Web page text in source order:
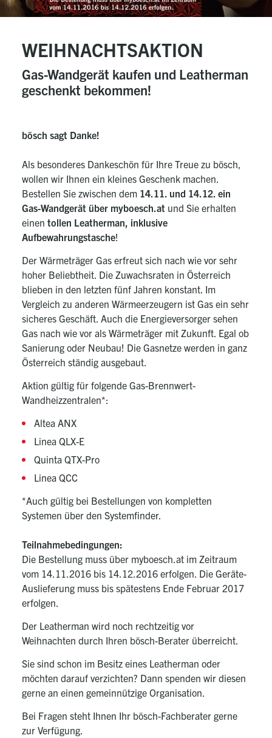
WEIHNACHTSAKTION
Gas-Wandgerät kaufen und Leatherman
geschenkt bekommen!
bösch sagt Danke!
Als besonderes Dankeschön für Ihre Treue zu bösch,
wollen wir Ihnen ein kleines Geschenk machen.
Bestellen Sie zwischen dem 14.11. und 14.12. ein
Gas-Wandgerät über myboesch.at und Sie erhalten
einen tollen Leatherman, inklusive
Aufbewahrungstasche!
Der Wärmeträger Gas erfreut sich nach wie vor sehr
hoher Beliebtheit. Die Zuwachsraten in Österreich
blieben in den letzten fünf Jahren konstant. Im
Vergleich zu anderen Wärmeerzeugern ist Gas ein sehr
sicheres Geschäft. Auch die Energieversorger sehen
Gas nach wie vor als Wärmeträger mit Zukunft. Egal ob
Sanierung oder Neubau! Die Gasnetze werden in ganz
Österreich ständig ausgebaut.
Aktion gültig für folgende Gas-Brennwert-
Wandheizzentralen*:
Altea ANX
Linea QLX-E
Quinta QTX-Pro
Linea QCC
*Auch gültig bei Bestellungen von kompletten
Systemen über den Systemfinder.
Teilnahmebedingungen:
Die Bestellung muss über myboesch.at im Zeitraum
vom 14.11.2016 bis 14.12.2016 erfolgen. Die Geräte-
Auslieferung muss bis spätestens Ende Februar 2017
erfolgen.
Der Leatherman wird noch rechtzeitig vor
Weihnachten durch Ihren bösch-Berater überreicht.
Sie sind schon im Besitz eines Leatherman oder
möchten darauf verzichten? Dann spenden wir diesen
gerne an einen gemeinnützige Organisation.
Bei Fragen steht Ihnen Ihr bösch-Fachberater gerne
zur Verfügung.